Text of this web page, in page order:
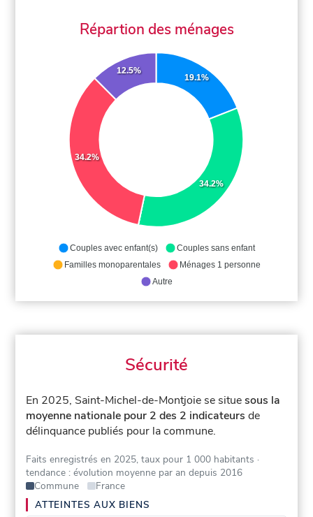
Répartion des ménages
19.1%
34.2%
34.2%
12.5%
Couples avec enfant(s)
Couples sans enfant
Familles monoparentales
Ménages 1 personne
Autre
Sécurité
En 2025, Saint-Michel-de-Montjoie se situesous la
moyenne nationale pour 2 des 2 indicateurs de
délinquance publiés pour la commune.
Faits enregistrés en 2025, taux pour 1 000 habitants ·
tendance : évolution moyenne par an depuis 2016
Commune
France
ATTEINTES AUX BIENS